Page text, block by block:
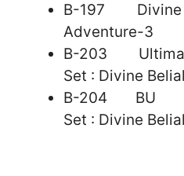
B-197
Adventure-3
B-203
Set : Divine
B-204 BU
Set : Divine